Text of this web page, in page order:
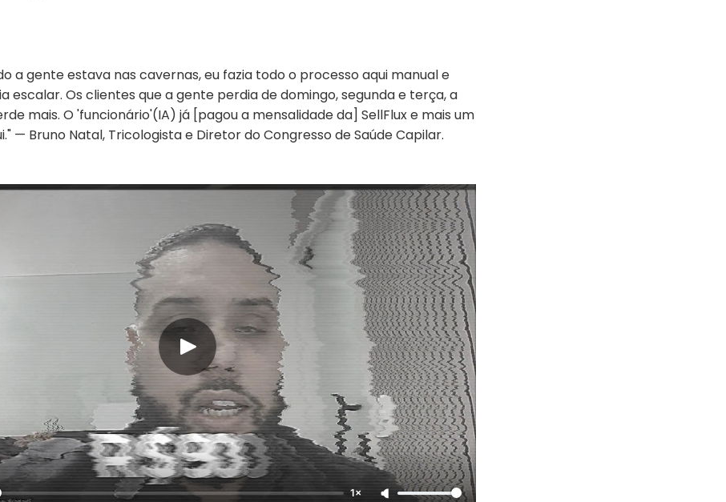
a gente estava nas cavernas, eu fazia todo o processo aqui manual e
escalar. Os clientes que a gente perdia de domingo, segunda e terça, a
mais. O 'funcionário'(IA) já [pagou a mensalidade da] SellFlux e mais um
— Bruno Natal, Tricologista e Diretor do Congresso de Saúde Capilar.
1×